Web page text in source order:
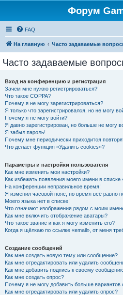
Форум
FAQ
На главную Часто задаваемые
Часто задаваемые
Вход на конференцию и регистрация
Зачем мне нужно регистрироваться?
Что такое COPPA?
Почему я не могу зарегистрироваться?
Я только что зарегистрировался, но не могу
Почему я не могу войти?
Я давно зарегистрирован, но больше не могу
Я забыл пароль!
Почему мне периодически приходится
Что делает функция «Удалить cookies»?
Параметры и настройки пользователя
Как мне изменить мои настройки?
Как избежать появления моего имени в
На конференции неправильное время!
Я изменил часовой пояс, но время всё равно
Моего языка нет в списке!
Что означают изображения рядом с моим
Как мне включить отображение аватары?
Что такое звание и как я могу изменить его?
Когда я щёлкаю по ссылке «email», от меня
Создание сообщений
Как мне создать новую тему или сообщение?
Как мне отредактировать или удалить
Как мне добавить подпись к своему
Как мне создать опрос?
Почему я не могу добавить больше вариантов
Как мне отредактировать или удалить опрос?